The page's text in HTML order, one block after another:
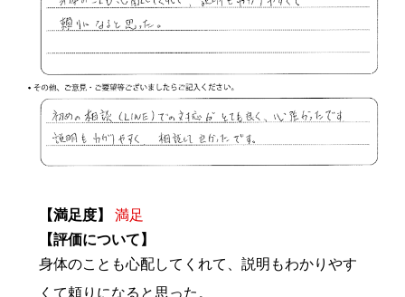
【満足度】
満足
【評価について】
身体のことも心配してくれて、説明もわかりやす
くて頼りになると思った。